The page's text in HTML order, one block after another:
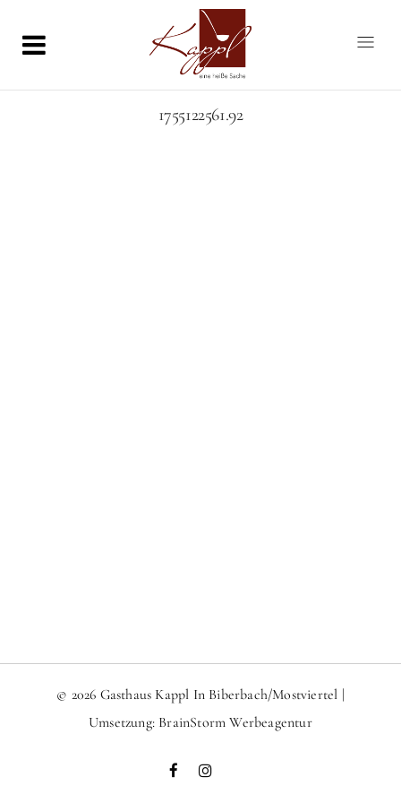
1755122561.92
© 2026 Gasthaus Kappl In Biberbach/Mostviertel |
Umsetzung: BrainStorm Werbeagentur